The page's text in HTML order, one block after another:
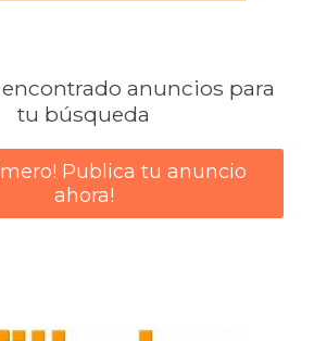
anuncios para
tu búsqueda
Publica tu anuncio
ahora!